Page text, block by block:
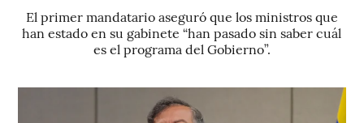
El primer mandatario aseguró que los ministros que
han estado en su gabinete “han pasado sin saber cuál
es el programa del Gobierno”.